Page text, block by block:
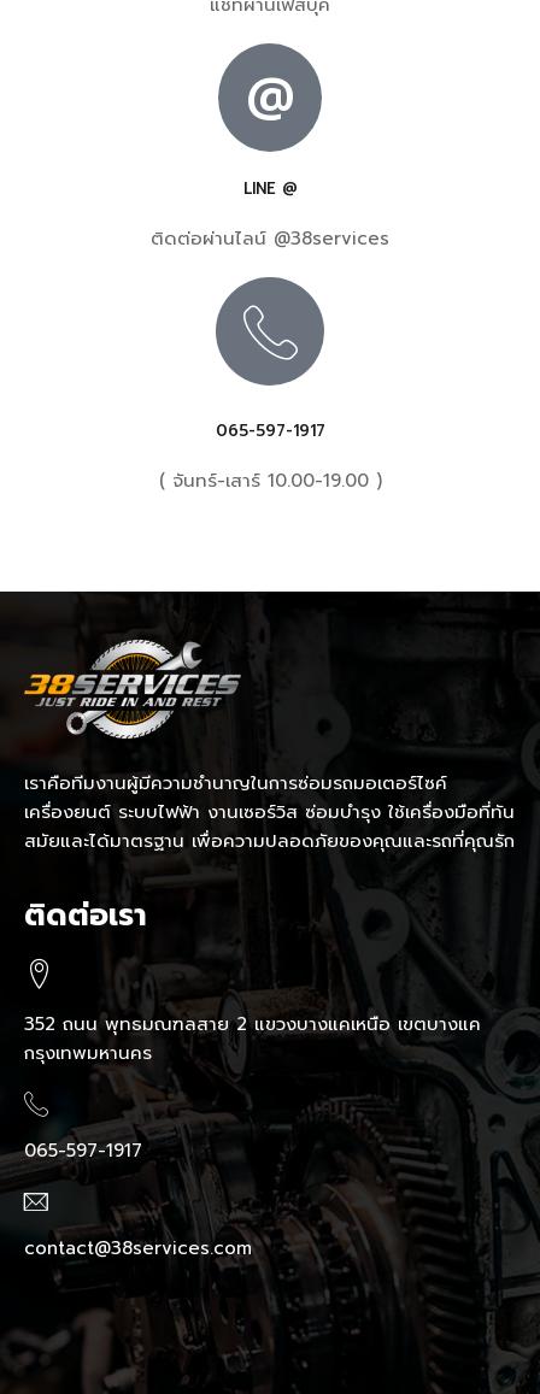
@
LINE @
ติดต่อผ่านไลน์ @38services
065-597-1917
( จันทร์-เสาร์ 10.00-19.00 )
เราคือทีมงานผู้มีความชำนาญในการซ่อมรถมอเตอร์ไซค์
เครื่องยนต์ ระบบไฟฟ้า งานเซอร์วิส ซ่อมบำรุง ใช้เครื่องมือที่ทัน
สมัยและได้มาตรฐาน เพื่อความปลอดภัยของคุณและรถที่คุณรัก
ติดต่อเรา
352 ถนน พุทธมณฑลสาย 2 แขวงบางแคเหนือ เขตบางแค
กรุงเทพมหานคร
065-597-1917
contact@38services.com